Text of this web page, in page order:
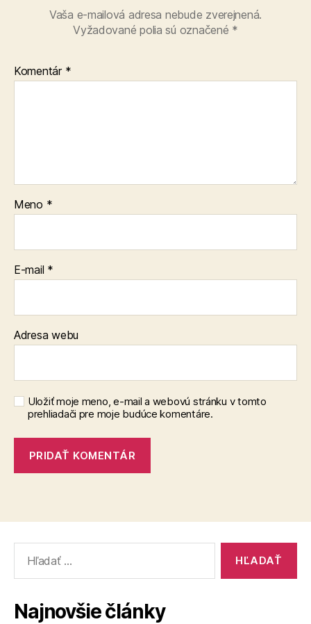
Vaša e-mailová adresa nebude zverejnená.
Vyžadované polia sú označené *
Komentár *
Meno *
E-mail *
Adresa webu
Uložiť moje meno, e-mail a webovú stránku v tomto
prehliadači pre moje budúce komentáre.
Najnovšie články